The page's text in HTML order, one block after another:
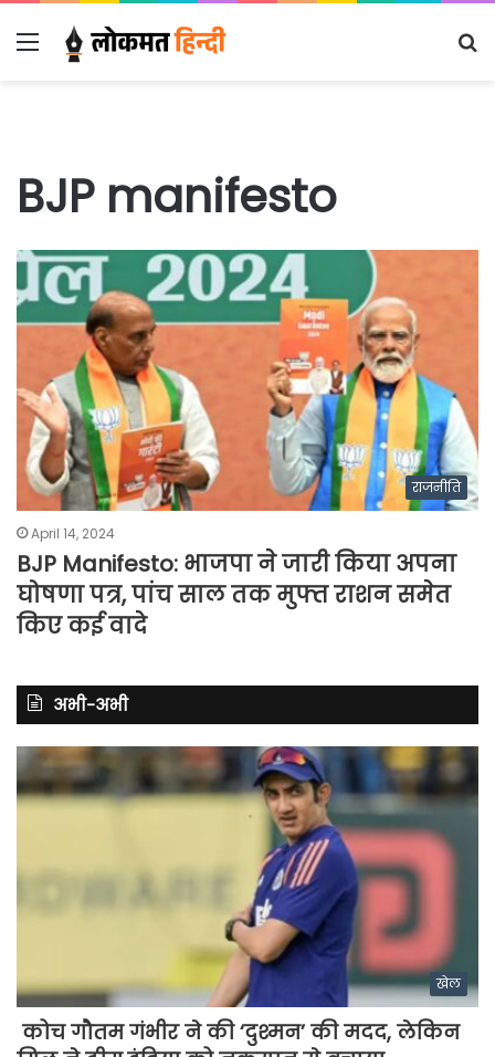
Menu
BJP manifesto
राजनीति
April 14, 2024
BJP Manifesto: भाजपा ने जारी किया अपना
घोषणा पत्र, पांच साल तक मुफ्त राशन समेत
किए कई वादे
अभी-अभी
खेल
कोच गौतम गंभीर ने की ‘दुश्मन’ की मदद, लेकिन